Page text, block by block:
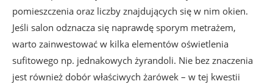
pomieszczenia oraz liczby znajdujących się w nim okien.
Jeśli salon odznacza się naprawdę sporym metrażem,
warto zainwestować w kilka elementów oświetlenia
sufitowego np. jednakowych żyrandoli. Nie bez znaczenia
jest również dobór właściwych żarówek – w tej kwestii